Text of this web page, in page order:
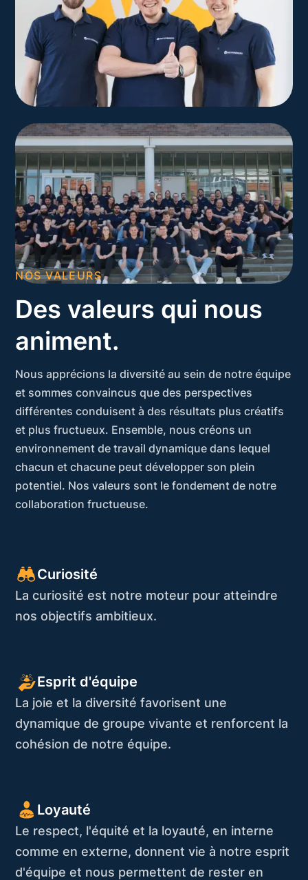
NOS VALEURS
Des valeurs qui nous
animent.
Nous apprécions la diversité au sein de notre équipe
et sommes convaincus que des perspectives
différentes conduisent à des résultats plus créatifs
et plus fructueux. Ensemble, nous créons un
environnement de travail dynamique dans lequel
chacun et chacune peut développer son plein
potentiel. Nos valeurs sont le fondement de notre
collaboration fructueuse.
Curiosité
La curiosité est notre moteur pour atteindre
nos objectifs ambitieux.
Esprit d'équipe
La joie et la diversité favorisent une
dynamique de groupe vivante et renforcent la
cohésion de notre équipe.
Loyauté
Le respect, l'équité et la loyauté, en interne
comme en externe, donnent vie à notre esprit
d'équipe et nous permettent de rester en